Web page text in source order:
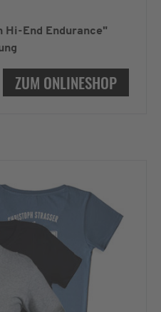
Hi-End Endurance"
ZUM ONLINESHOP